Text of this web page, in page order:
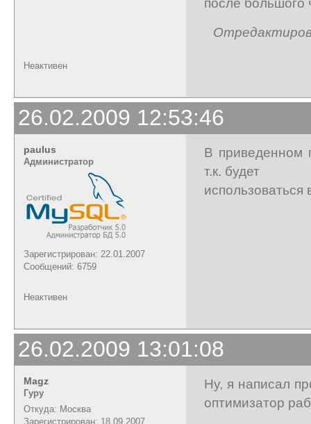
Неактивен
26.02.2009 12:53:46
paulus
Администратор
Зарегистрирован: 22.01.2007
Сообщений: 6759
В приведенном
т.к. будет
Неактивен
26.02.2009 13:01:08
Magz
Гуру
Откуда: Москва
Зарегистрирован: 18.09.2007
Ну, я написал
оптимизатор